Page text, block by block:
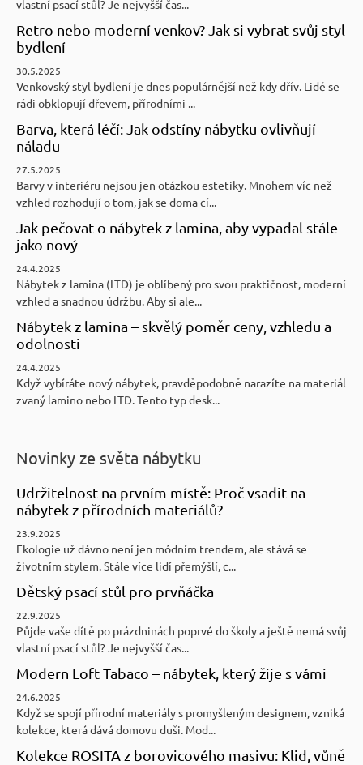
vlastní psací stůl? Je nejvyšší čas...
Retro nebo moderní venkov? Jak si vybrat svůj styl
bydlení
30.5.2025
Venkovský styl bydlení je dnes populárnější než kdy dřív. Lidé se
rádi obklopují dřevem, přírodními ...
Barva, která léčí: Jak odstíny nábytku ovlivňují
náladu
27.5.2025
Barvy v interiéru nejsou jen otázkou estetiky. Mnohem víc než
vzhled rozhodují o tom, jak se doma cí...
Jak pečovat o nábytek z lamina, aby vypadal stále
jako nový
24.4.2025
Nábytek z lamina (LTD) je oblíbený pro svou praktičnost, moderní
vzhled a snadnou údržbu. Aby si ale...
Nábytek z lamina – skvělý poměr ceny, vzhledu a
odolnosti
24.4.2025
Když vybíráte nový nábytek, pravděpodobně narazíte na materiál
zvaný lamino nebo LTD. Tento typ desk...
Novinky ze světa nábytku
Udržitelnost na prvním místě: Proč vsadit na
nábytek z přírodních materiálů?
23.9.2025
Ekologie už dávno není jen módním trendem, ale stává se
životním stylem. Stále více lidí přemýšlí, c...
Dětský psací stůl pro prvňáčka
22.9.2025
Půjde vaše dítě po prázdninách poprvé do školy a ještě nemá svůj
vlastní psací stůl? Je nejvyšší čas...
Modern Loft Tabaco – nábytek, který žije s vámi
24.6.2025
Když se spojí přírodní materiály s promyšleným designem, vzniká
kolekce, která dává domovu duši. Mod...
Kolekce ROSITA z borovicového masivu: Klid, vůně